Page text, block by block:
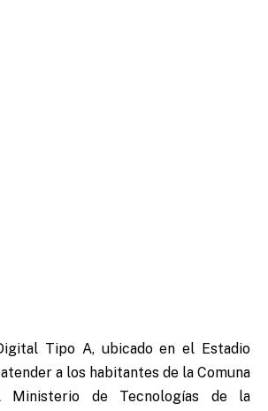
Tipo A, ubicado en el Estadio
a los habitantes de la Comuna
Ministerio de Tecnologías de la